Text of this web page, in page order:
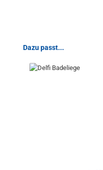
Produktgalerie überspringen
Dazu passt...